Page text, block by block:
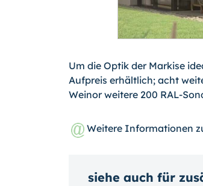
Um die Optik der Markise
Aufpreis erhältlich; acht
Weinor weitere 200 RAL-
Weitere Informationen
siehe auch für